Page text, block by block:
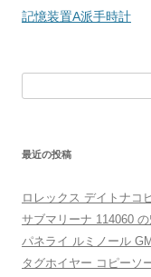
稿
ン
記憶装置A派手時計
最近の投稿
ロレックス デイトナコ
サブマリーナ 114060
パネライ ルミノール
タグホイヤー コピーソ